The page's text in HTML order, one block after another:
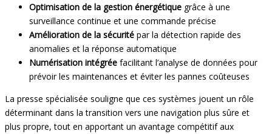
Optimisation de la gestion énergétique grâce à une
surveillance continue et une commande précise
Amélioration de la sécurité par la détection rapide des
anomalies et la réponse automatique
Numérisation intégrée facilitant l’analyse de données pour
prévoir les maintenances et éviter les pannes coûteuses
La presse spécialisée souligne que ces systèmes jouent un rôle
déterminant dans la transition vers une navigation plus sûre et
plus propre, tout en apportant un avantage compétitif aux